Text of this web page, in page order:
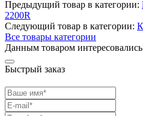
Предыдущий товар в категории:
2200R
Следующий товар в категории:
Все товары категории
Данным товаром интересовались
Быстрый заказ